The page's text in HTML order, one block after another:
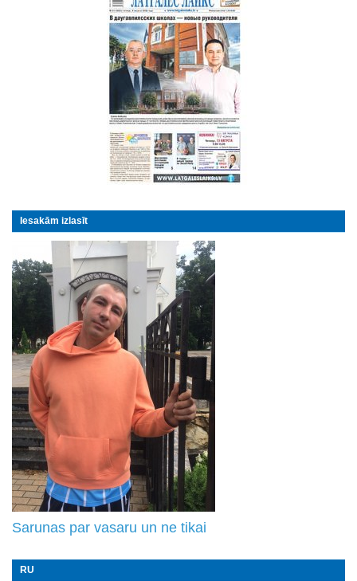
Iesakām izlasīt
Sarunas par vasaru un ne tikai
RU